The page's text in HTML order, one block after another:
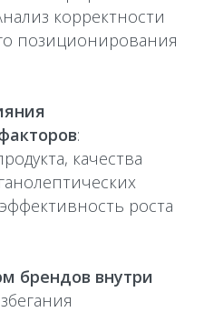
корректности
позиционирования
:
качества
роста
брендов внутри